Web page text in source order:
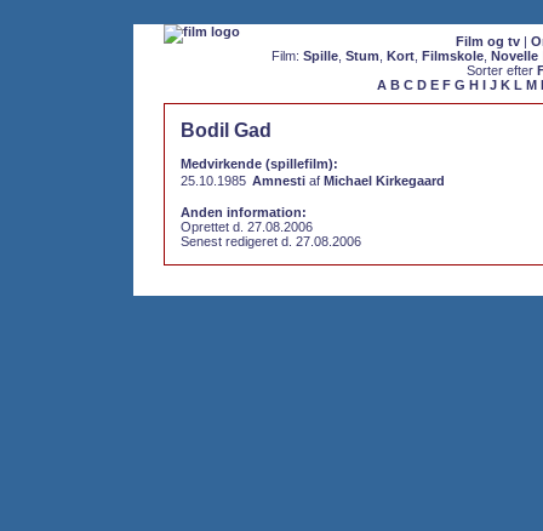
Film og tv|
Film: Spille, Stum Kort, Filmskole, Novelle
Sorter efter
A B C D E F G H I J K L M
Bodil Gad
Medvirkende (spillefilm):
25.10.1985 Amnesti af Michael Kirkegaard
Anden information:
Oprettet d. 27.08.2006
Senest redigeret d. 27.08.2006